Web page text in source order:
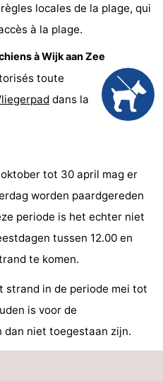
locales de la plage, qui
à la plage.
à Wijk aan Zee
toute
dans la
tot 30 april mag er
worden paardgereden
periode is het echter niet
tussen 12.00 en
te komen.
strand in de periode mei tot
is voor de
dan niet toegestaan zijn.